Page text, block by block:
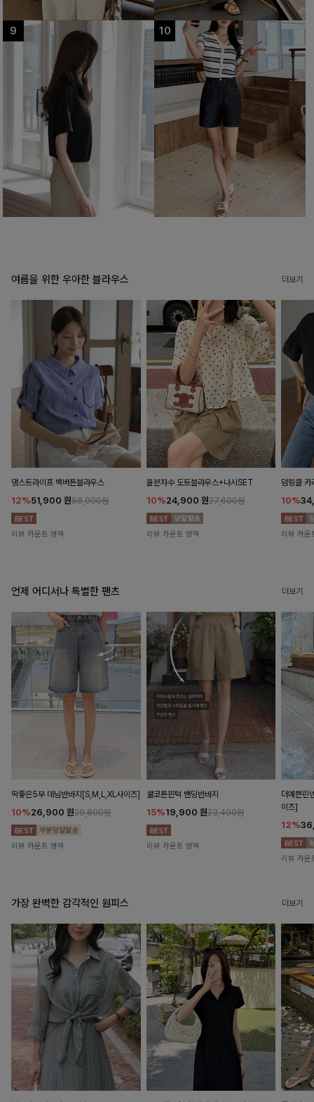
여름을 위한 우아한 블라우스 더보기
댕스트라이프 백버튼블라우스
12%51,900 원58,900원
리뷰 카운트 영역
율븐자수 도트블라우스+나시SET
10%24,900 원27,600원
리뷰 카운트 영역
덤링클 카
10%
리뷰 카운
언제 어디서나 특별한 팬츠 더보기
딱좋은5부 데님반바지[S,M,L,XL사이즈]
10%26,900 원29,800원
리뷰 카운트 영역
쿨코튼핀턱 밴딩반바지
15%19,900 원23,400원
리뷰 카운트 영역
더예쁜린
이즈]
12%
리뷰 카운
가장 완벽한 감각적인 원피스 더보기